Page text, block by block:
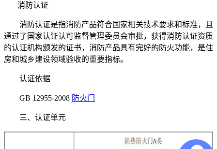
消防认证
消防认证是指消防产品符合国家相关技术要求和标准，且
通过了国家认证认可监督管理委员会审批，获得消防认证资质
的认证机构颁发的证书，消防产品具有完好的防火功能，是住
房和城乡建设领域验收的重要指标。
认证依据
GB 12955-2008 防火门
三、认证单元